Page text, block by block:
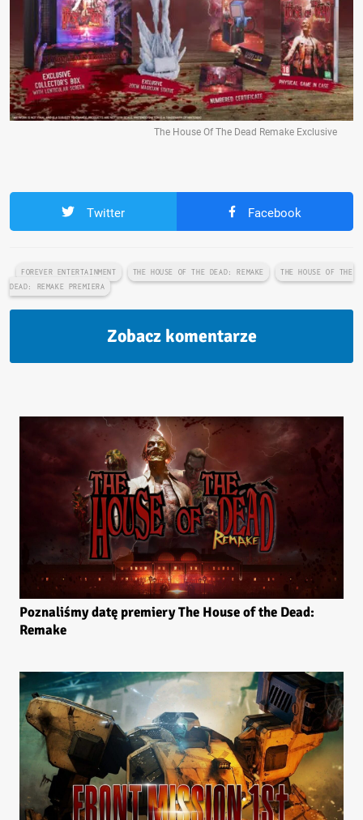
The House Of The Dead Remake Exclusive
Twitter Facebook
FOREVER ENTERTAINMENT THE HOUSE OF THE DEAD: REMAKE
THE HOUSE OF THE
DEAD: REMAKE PREMIERA
Zobacz komentarze
Poznaliśmy datę premiery The House of the Dead:
Remake